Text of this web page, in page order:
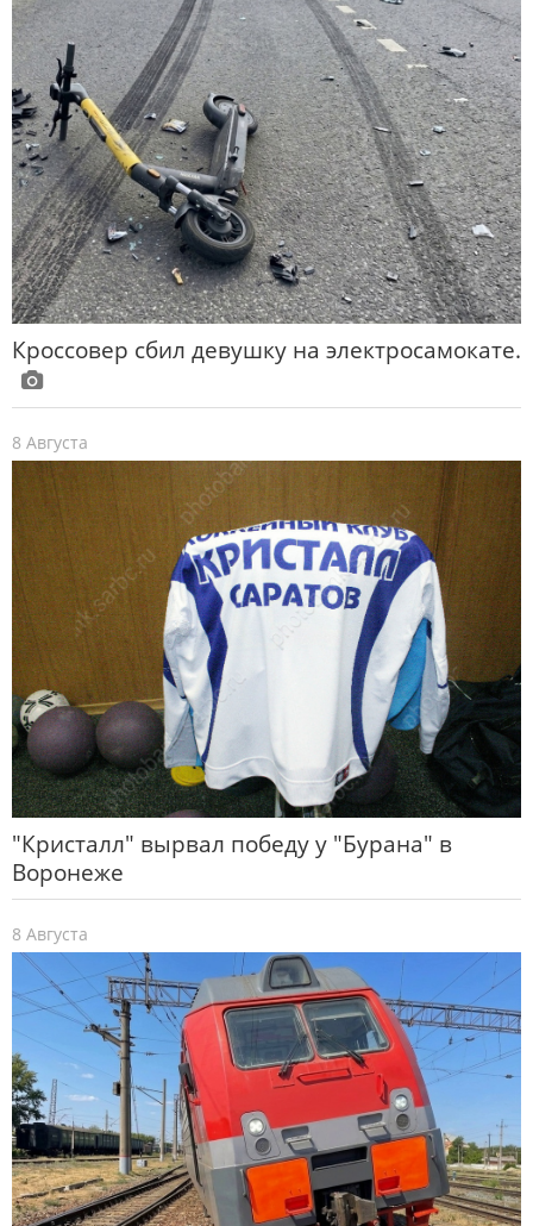
Кроссовер сбил девушку на электросамокате.
8 Августа
"Кристалл" вырвал победу у "Бурана" в
Воронеже
8 Августа